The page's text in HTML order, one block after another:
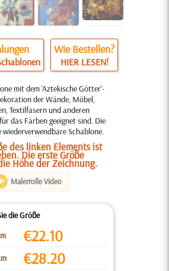
Wie Bestellen?
HIER LESEN!
mit dem 'Aztekische Götter'-
der Wände, Möbel,
Textilfasern und anderen
das Färben geeignet sind. Die
wiederverwendbare Schablone.
des linken Elements ist
Die erste Größe
Höhe der Zeichnung.
Malerrolle Video
die Größe
€22.10
€28.20